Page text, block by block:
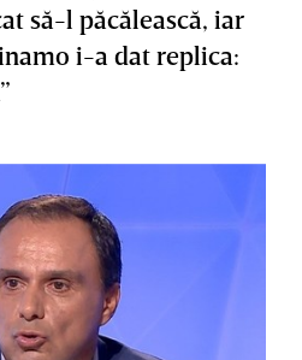
să-l păcălească, iar
i-a dat replica: